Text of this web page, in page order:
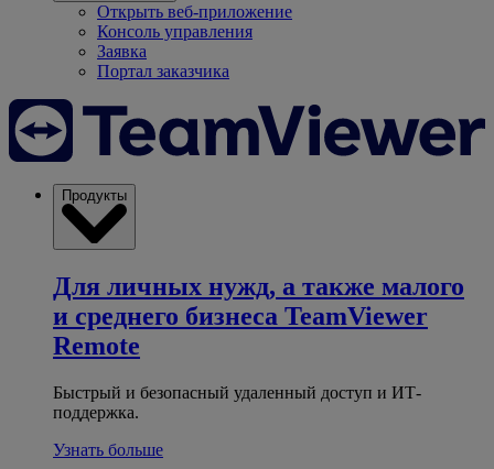
Открыть веб-приложение
Консоль управления
Заявка
Портал заказчика
Продукты
Для личных нужд, а также малого
и среднего бизнеса TeamViewer
Remote
Быстрый и безопасный удаленный доступ и ИТ-
поддержка.
Узнать больше